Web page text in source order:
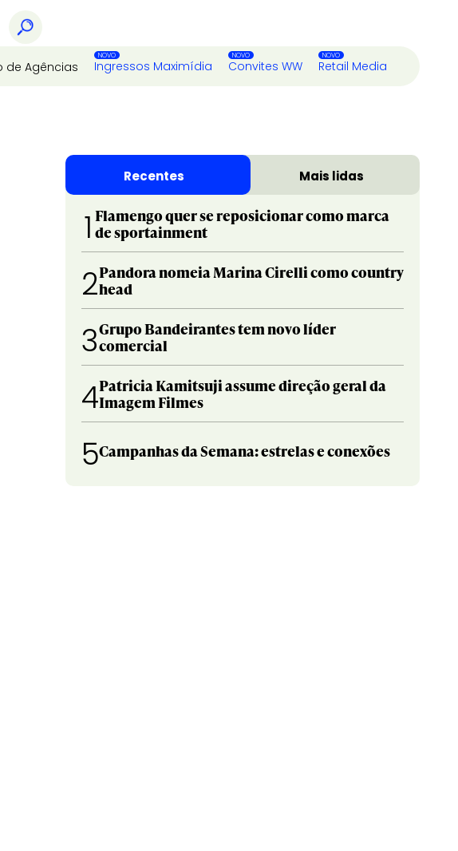
de Agências Ingressos Maximídia Convites WW Retail Media
Recentes Mais lidas
1 Flamengo quer se reposicionar como marca
de sportainment
2Pandora nomeia Marina Cirelli como country
head
3Grupo Bandeirantes tem novo líder
comercial
4Patricia Kamitsuji assume direção geral da
Imagem Filmes
5Campanhas da Semana: estrelas e conexões